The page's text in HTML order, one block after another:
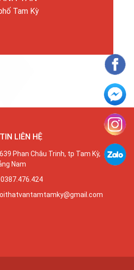
Tam Kỳ
LIÊN HỆ
Phan Châu Trinh, tp Tam Kỳ,
Nam